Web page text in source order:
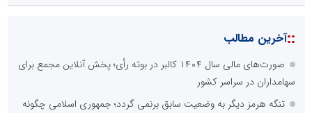
::آخرین مطالب
صورت‌های مالی سال ۱۴۰۴ کالبر در بوته رأی؛ پخش آنلاین مجمع برای
سهامداران در سراسر کشور
تنگه هرمز دیگر به وضعیت سابق برنمی گردد؛ جمهوری اسلامی چگونه